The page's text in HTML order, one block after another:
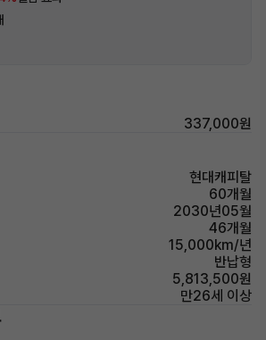
337,000원
현대캐피탈
60개월
2030년05월
46개월
15,000km/년
반납형
5,813,500원
만26세 이상